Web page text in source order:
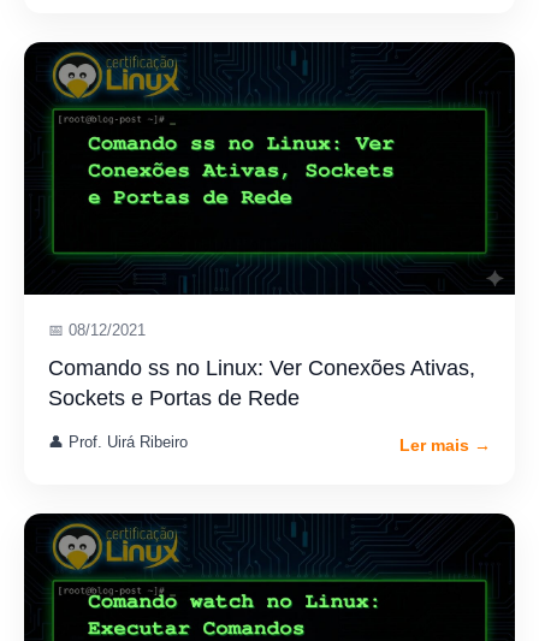
📅 08/12/2021
Comando ss no Linux: Ver Conexões Ativas,
Sockets e Portas de Rede
👤 Prof. Uirá Ribeiro Ler mais →